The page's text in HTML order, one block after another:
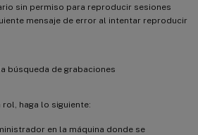
sin permiso para reproducir sesiones
mensaje de error al intentar reproducir
rol, haga lo siguiente:
en la máquina donde se